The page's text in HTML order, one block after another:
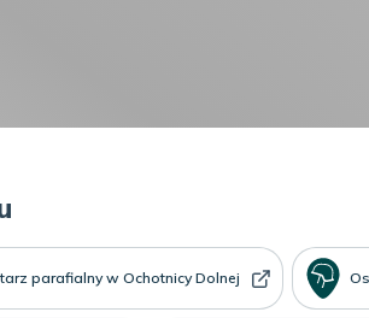
parafialny w Ochotnicy Dolnej